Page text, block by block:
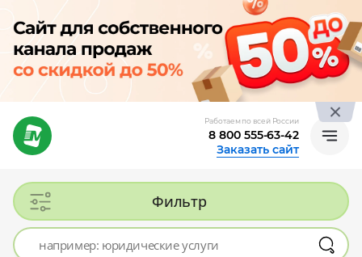
Работаем по всей России
8 800 555-63-42
Заказать сайт
Фильтр